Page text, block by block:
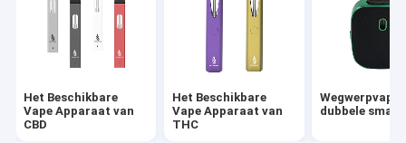
Het Beschikbare
Vape Apparaat van
CBD
Het Beschikbare
Vape Apparaat van
THC
Wegwerpvape
dubbele smaak